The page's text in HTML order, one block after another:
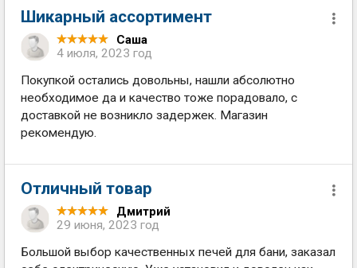
Шикарный ассортимент
Саша
4 июля, 2023 год
Покупкой остались довольны, нашли абсолютно
необходимое да и качество тоже порадовало, с
доставкой не возникло задержек. Магазин
рекомендую.
Отличный товар
Дмитрий
29 июня, 2023 год
Большой выбор качественных печей для бани, заказал